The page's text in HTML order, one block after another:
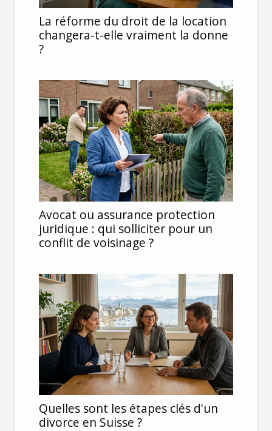
La réforme du droit de la location
changera-t-elle vraiment la donne
?
Avocat ou assurance protection
juridique : qui solliciter pour un
conflit de voisinage ?
Quelles sont les étapes clés d'un
divorce en Suisse ?